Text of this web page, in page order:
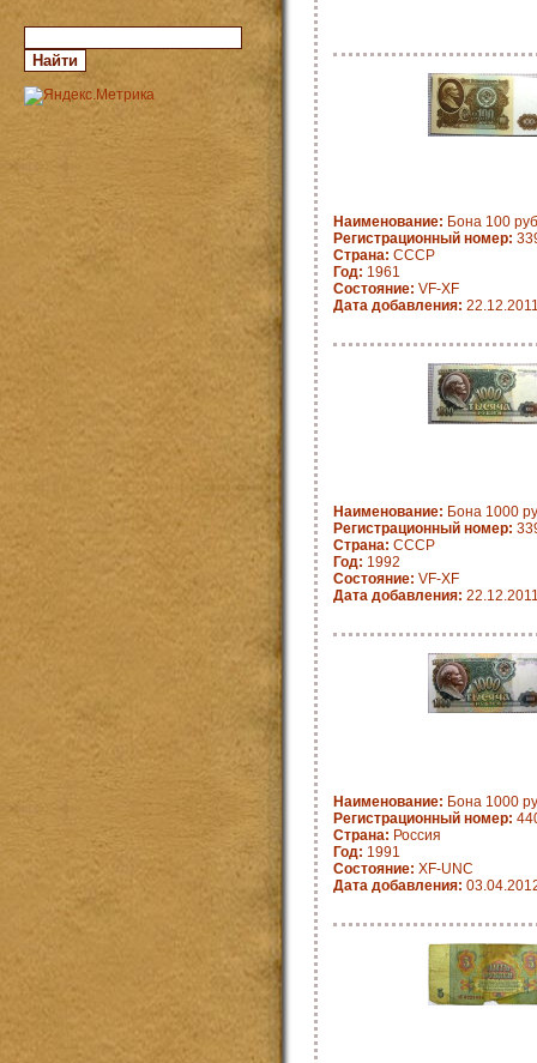
Наименование: Бона 100
Регистрационный номер:
Страна: СССР
Год: 1961
Состояние: VF-XF
Дата добавления:
Наименование: Бона 1000
Регистрационный номер:
Страна: СССР
Год: 1992
Состояние: VF-XF
Дата добавления:
Наименование: Бона 1000
Регистрационный номер:
Страна: Россия
Год: 1991
Состояние: XF-UNC
Дата добавления: